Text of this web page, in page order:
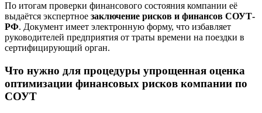
По итогам проверки финансового состояния компании её
выдаётся экспертное заключение рисков и финансов СОУТ-
РФ. Документ имеет электронную форму, что избавляет
руководителей предприятия от траты времени на поездки в
сертифицирующий орган.
Что нужно для процедуры упрощенная оценка
оптимизации финансовых рисков компании по
СОУТ